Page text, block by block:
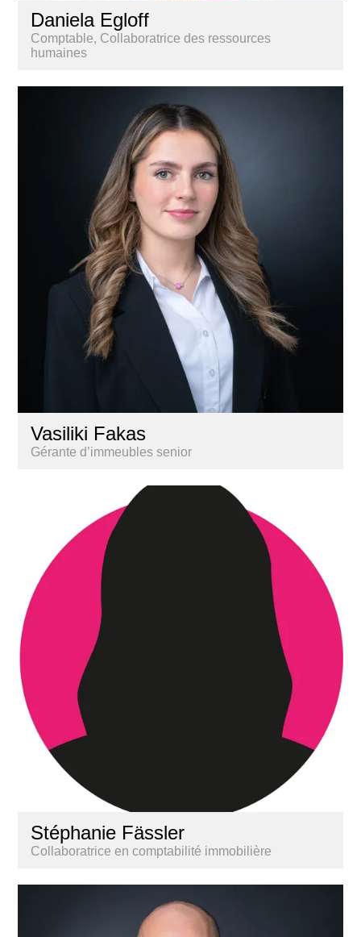
Daniela Egloff
Comptable, Collaboratrice des ressources
humaines
Vasiliki Fakas
Gérante d’immeubles senior
Stéphanie Fässler
Collaboratrice en comptabilité immobilière